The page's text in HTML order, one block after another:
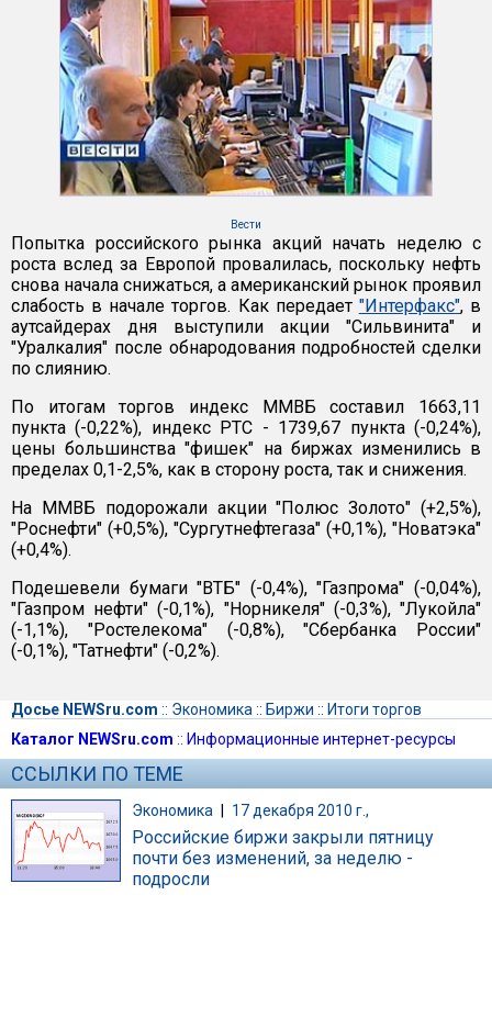
Вести
Попытка российского рынка акций начать неделю с
роста вслед за Европой провалилась, поскольку нефть
снова начала снижаться, а американский рынок проявил
слабость в начале торгов. Как передает "Интерфакс", в
аутсайдерах дня выступили акции "Сильвинита" и
"Уралкалия" после обнародования подробностей сделки
по слиянию.
По итогам торгов индекс ММВБ составил 1663,11
пункта (-0,22%), индекс РТС - 1739,67 пункта (-0,24%),
цены большинства "фишек" на биржах изменились в
пределах 0,1-2,5%, как в сторону роста, так и снижения.
На ММВБ подорожали акции "Полюс Золото" (+2,5%),
"Роснефти" (+0,5%), "Сургутнефтегаза" (+0,1%), "Новатэка"
(+0,4%).
Подешевели бумаги "ВТБ" (-0,4%), "Газпрома" (-0,04%),
"Газпром нефти" (-0,1%), "Норникеля" (-0,3%), "Лукойла"
(-1,1%), "Ростелекома" (-0,8%), "Сбербанка России"
(-0,1%), "Татнефти" (-0,2%).
Досье NEWSru.com :: Экономика :: Биржи :: Итоги торгов
Каталог NEWSru.com :: Информационные интернет-ресурсы
ССЫЛКИ ПО ТЕМЕ
Экономика | 17 декабря 2010 г.,
Российские биржи закрыли пятницу
почти без изменений, за неделю -
подросли